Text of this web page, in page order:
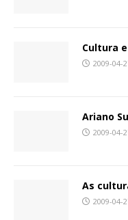
Cultura
2009-04-
Ariano
2009-04-
As
2009-04-